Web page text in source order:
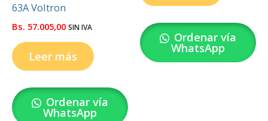
63A Voltron
Bs. 57.005,00 SIN IVA
Leer más
Ordenar vía
WhatsApp
Ordenar vía
WhatsApp